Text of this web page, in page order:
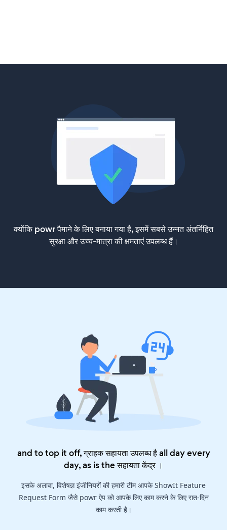
क्योंकि powr पैमाने के लिए बनाया गया है, इसमें सबसे उन्नत अंतर्निहित
सुरक्षा और उच्च-मात्रा की क्षमताएं उपलब्ध हैं।
and to top it off, ग्राहक सहायता उपलब्ध है all day every
day, as is theसहायता केंद्र।
इसके अलावा, विशेषज्ञ इंजीनियरों की हमारी टीम आपके ShowIt Feature
Request Form जैसे powr ऐप को आपके लिए काम करने के लिए रात-दिन
काम करती है।